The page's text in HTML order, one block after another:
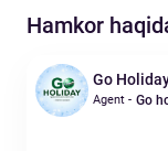
Hamkor
Go
Agent - Go